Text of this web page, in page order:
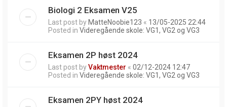
Biologi 2 Eksamen V25
Last post by MatteNoobie123 « 13/05-2025 22:44
Posted in Videregående skole: VG1, VG2 og VG3
Eksamen 2P høst 2024
Last post byVaktmester « 02/12-2024 12:47
Posted in Videregående skole: VG1, VG2 og VG3
Eksamen 2PY høst 2024